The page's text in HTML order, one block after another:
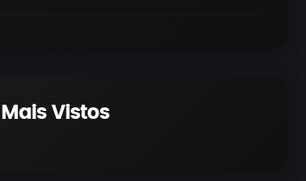
(4K-2025)
Mais Vistos